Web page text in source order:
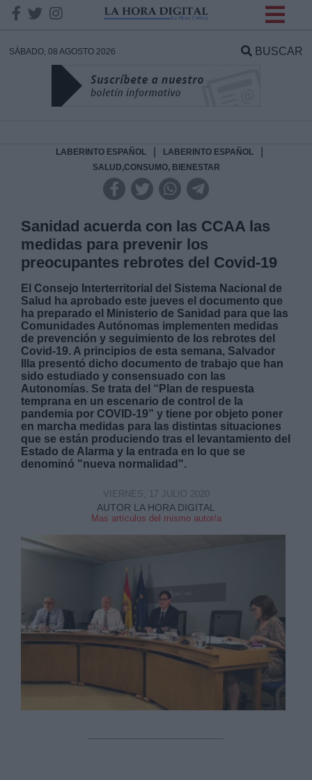
SÁBADO, 08 AGOSTO 2026 BUSCAR
LABERINTO ESPAÑOL LABERINTO ESPAÑOL
SALUD,CONSUMO, BIENESTAR
Sanidad acuerda con las CCAA las
medidas para prevenir los
preocupantes rebrotes del Covid-19
El Consejo Interterritorial del Sistema Nacional de
Salud ha aprobado este jueves el documento que
ha preparado el Ministerio de Sanidad para que las
Comunidades Autónomas implementen medidas
de prevención y seguimiento de los rebrotes del
Covid-19. A principios de esta semana, Salvador
Illa presentó dicho documento de trabajo que han
sido estudiado y consensuado con las
Autonomías. Se trata del “Plan de respuesta
temprana en un escenario de control de la
pandemia por COVID-19” y tiene por objeto poner
en marcha medidas para las distintas situaciones
que se están produciendo tras el levantamiento del
Estado de Alarma y la entrada en lo que se
denominó "nueva normalidad".
AUTOR LA HORA DIGITAL
Mas artículos del mismo autor/a
VIERNES, 17 JULIO 2020
DATOS
Responsable:
Destinatarios:
Derechos:
link
Información adicional